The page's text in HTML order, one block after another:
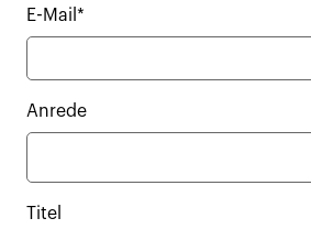
E-Mail*
Anrede
Titel